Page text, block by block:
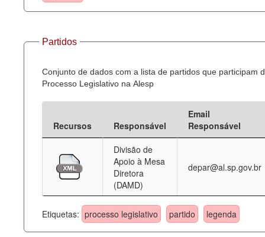
Partidos
Conjunto de dados com a lista de partidos que participam
Processo Legislativo na Alesp
Recursos Responsável
Email
Responsável
Divisão de
Apoio à Mesa
Diretora
(DAMD)
depar@al.sp.gov.br
Etiquetas: processo legislativo partido legenda